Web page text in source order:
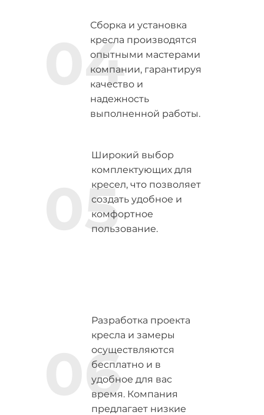
Сборка и установка
кресла производятся
опытными мастерами
компании, гарантируя
качество и
надежность
выполненной работы.
Широкий выбор
комплектующих для
кресел, что позволяет
создать удобное и
комфортное
пользование.
Разработка проекта
кресла и замеры
осуществляются
бесплатно и в
удобное для вас
время. Компания
предлагает низкие
04
05
06